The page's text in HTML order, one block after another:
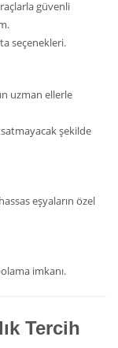
güvenli
seçenekleri.
uzman ellerle
şekilde
eşyaların özel
imkanı.
Tercih